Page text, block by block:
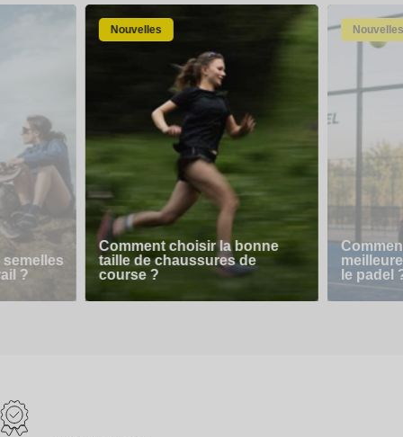
?
Nouvelles
Comment choisir la bonne
taille de chaussures de
course ?
Nouvelles
le padel